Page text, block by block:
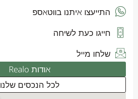
התייעצו איתנו בווטאספ
חייגו כעת לשיחה
שלחו מייל
אודות Realo
לכל הנכסים שלנו